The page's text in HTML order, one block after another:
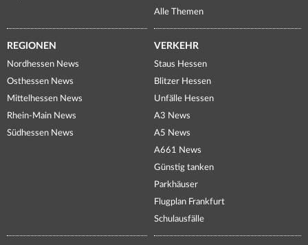
Alle Themen
REGIONEN
Nordhessen News
Osthessen News
Mittelhessen News
Rhein-Main News
Südhessen News
VERKEHR
Staus Hessen
Blitzer Hessen
Unfälle Hessen
A3 News
A5 News
A661 News
Günstig tanken
Parkhäuser
Flugplan Frankfurt
Schulausfälle